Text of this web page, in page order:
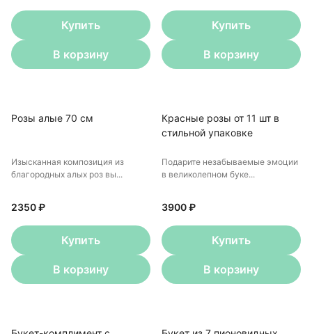
Купить
В корзину
Купить
В корзину
Розы алые 70 см
Изысканная композиция из
благородных алых роз вы...
2350 ₽
Купить
В корзину
Красные розы от 11 шт в
стильной упаковке
Подарите незабываемые эмоции
в великолепном буке...
3900 ₽
Купить
В корзину